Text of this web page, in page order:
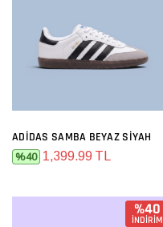
ADIDAS SAMBA BEYAZ SIYAH
%40 1,399.99 TL
%40
İNDİRİM